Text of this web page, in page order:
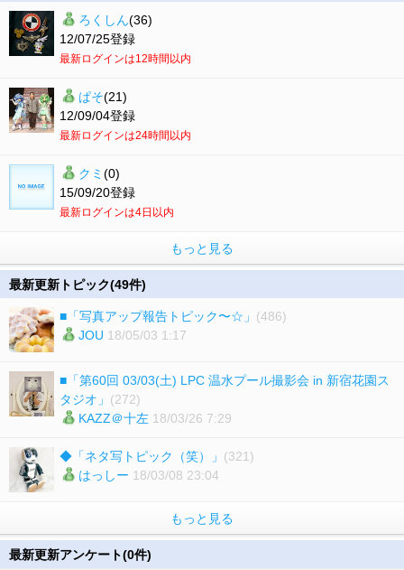
ろくしん(36)
12/07/25登録
最新ログインは12時間以内
ぱそ(21)
12/09/04登録
最新ログインは24時間以内
クミ (0)
15/09/20登録
最新ログインは4日以内
もっと見る
最新更新トピック(49件)
■「写真アップ報告トピック〜☆」 (486)
JOU 18/05/03 1:17
■「第60回 03/03(土) LPC 温水プール撮影会 in 新宿花園ス
タジオ」 (272)
KAZZ＠十左 18/03/26 7:29
◆「ネタ写トピック（笑）」 (321)
はっしー 18/03/08 23:04
もっと見る
最新更新アンケート(0件)